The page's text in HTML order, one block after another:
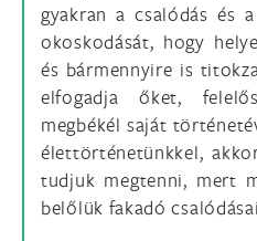
gyakran a csalódás és
okoskodását, hogy
és bármennyire is
elfogadja őket,
megbékél saját
élettörténetünkkel,
tudjuk megtenni, mert
belőlük fakadó